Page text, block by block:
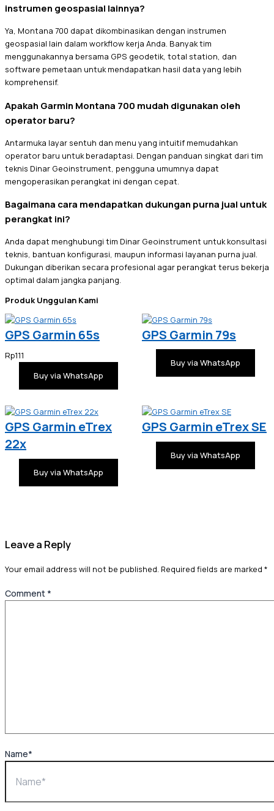
instrumen geospasial lainnya?
Ya, Montana 700 dapat dikombinasikan dengan instrumen
geospasial lain dalam workflow kerja Anda. Banyak tim
menggunakannya bersama GPS geodetik, total station, dan
software pemetaan untuk mendapatkan hasil data yang lebih
komprehensif.
Apakah Garmin Montana 700 mudah digunakan oleh
operator baru?
Antarmuka layar sentuh dan menu yang intuitif memudahkan
operator baru untuk beradaptasi. Dengan panduan singkat dari tim
teknis Dinar Geoinstrument, pengguna umumnya dapat
mengoperasikan perangkat ini dengan cepat.
Bagaimana cara mendapatkan dukungan purna jual untuk
perangkat ini?
Anda dapat menghubungi tim Dinar Geoinstrument untuk konsultasi
teknis, bantuan konfigurasi, maupun informasi layanan purna jual.
Dukungan diberikan secara profesional agar perangkat terus bekerja
optimal dalam jangka panjang.
Produk Unggulan Kami
GPS Garmin 65s
Rp111
Buy via WhatsApp
GPS Garmin 79s
Buy via WhatsApp
GPS Garmin eTrex
22x
Buy via WhatsApp
GPS Garmin eTrex SE
Buy via WhatsApp
Leave a Reply
Your email address will not be published. Required fields are marked *
Comment *
Name*